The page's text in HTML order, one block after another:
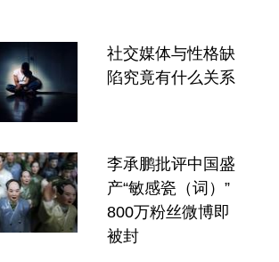
社交媒体与性格缺
陷究竟有什么关系
李承鹏批评中国盛
产“敏感瓷（词）”
800万粉丝微博即
被封